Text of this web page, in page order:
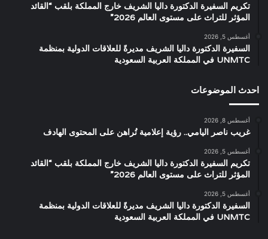
تكريم السفيرة الدكتورة داليا الشريف خارج المملكة بلقب “القائد
المؤثر للتراث على مستوى العالم 2026”
أغسطس 5, 2026
السفيرة الدكتورة داليا الشريف مديرةً للعلاقات الدولية بمنظمة
UNMTC في المملكة العربية السعودية
احدث الموضوعات
أغسطس 8, 2026
غريب ناصر اليامي.. رؤية إعلامية تُراهن على المحتوى الهادف
أغسطس 5, 2026
تكريم السفيرة الدكتورة داليا الشريف خارج المملكة بلقب “القائد
المؤثر للتراث على مستوى العالم 2026”
أغسطس 5, 2026
السفيرة الدكتورة داليا الشريف مديرةً للعلاقات الدولية بمنظمة
UNMTC في المملكة العربية السعودية